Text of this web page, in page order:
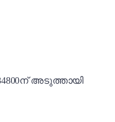
അടുത്തായി